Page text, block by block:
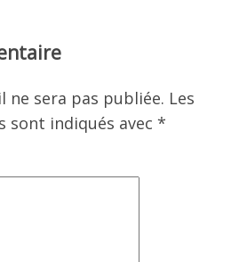
ne sera pas publiée. Les
sont indiqués avec *